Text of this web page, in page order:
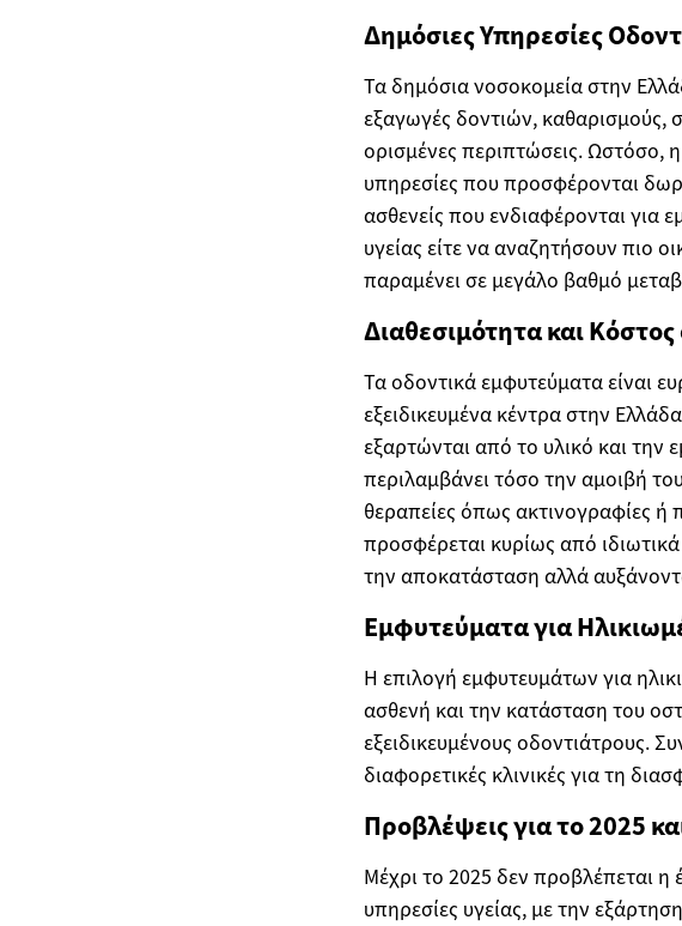
Δημόσιες Υπηρεσίες
Τα δημόσια νοσοκομεία στην
εξαγωγές δοντιών, καθαρισμούς,
ορισμένες περιπτώσεις. Ωστόσο,
υπηρεσίες που προσφέρονται
ασθενείς που ενδιαφέρονται για
υγείας είτε να αναζητήσουν πιο
παραμένει σε μεγάλο βαθμό
Διαθεσιμότητα και Κόστος
Τα οδοντικά εμφυτεύματα είναι
εξειδικευμένα κέντρα στην
εξαρτώνται από το υλικό και την
περιλαμβάνει τόσο την αμοιβή
θεραπείες όπως ακτινογραφίες ή
προσφέρεται κυρίως από
την αποκατάσταση αλλά
Εμφυτεύματα για
Η επιλογή εμφυτευμάτων για
ασθενή και την κατάσταση του
εξειδικευμένους οδοντιάτρους.
διαφορετικές κλινικές για τη
Προβλέψεις για το 2025
Μέχρι το 2025 δεν προβλέπεται η
υπηρεσίες υγείας, με την